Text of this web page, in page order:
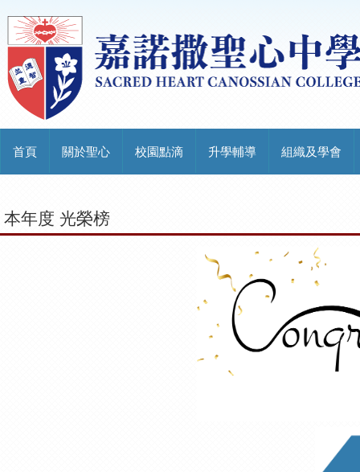
首頁 關於聖心 校園點滴 升學輔導 組織及學會
本年度 光榮榜